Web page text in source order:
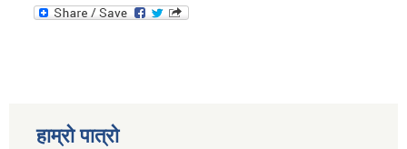
हाम्रो पात्रो